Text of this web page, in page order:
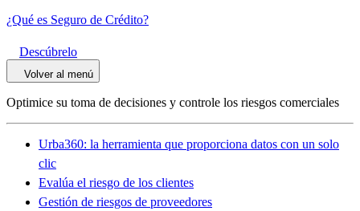
¿Qué es Seguro de Crédito?
Descúbrelo
Volver al menú
Optimice su toma de decisiones y controle los riesgos comerciales
Urba360: la herramienta que proporciona datos con un solo
clic
Evalúa el riesgo de los clientes
Gestión de riesgos de proveedores